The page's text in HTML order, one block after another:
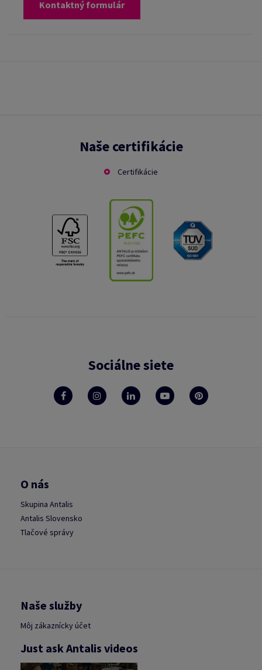
Kontaktný formulár
Naše certifikácie
Certifikácie
Sociálne siete
O nás
Skupina Antalis
Antalis Slovensko
Tlačové správy
Naše služby
Môj zákaznícky účet
Just ask Antalis videos